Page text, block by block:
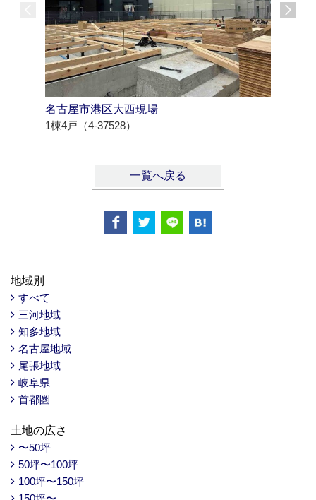
名古屋市港区大西現場
1棟4戸（4-37528）
一覧へ戻る
地域別
すべて
三河地域
知多地域
名古屋地域
尾張地域
岐阜県
首都圏
土地の広さ
〜50坪
50坪〜100坪
100坪〜150坪